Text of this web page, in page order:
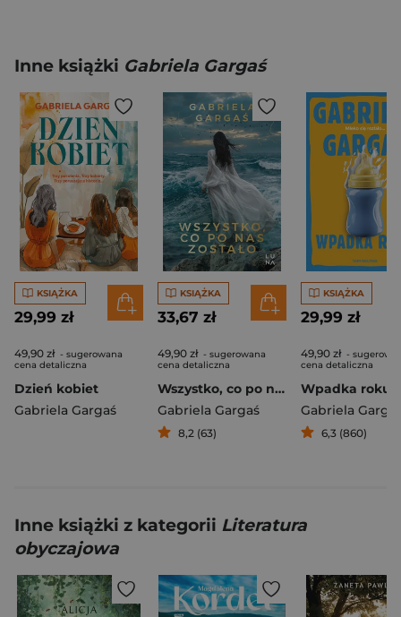
Inne książki Gabriela Gargaś
KSIĄŻKA
29,99 zł
49,90 zł - sugerowana
cena detaliczna
Dzień kobiet
Gabriela Gargaś
KSIĄŻKA
33,67 zł
49,90 zł - sugerowana
cena detaliczna
Wszystko, co po nas zostało
Gabriela Gargaś
8,2 (63)
KSIĄŻKA
29,99 zł
49,90 zł -
cena detaliczna
Wpadka roku
Gabriela
6,3 (860)
Inne książki z kategorii Literatura
obyczajowa